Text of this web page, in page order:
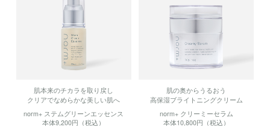
肌本来のチカラを取り戻し
クリアでなめらかな美しい肌へ
norm+ ステムグリーンエッセンス
本体9,200円（税込）
肌の奥からうるおう
高保湿ブライトニングクリーム
norm+ クリーミーセラム
本体10,800円（税込）